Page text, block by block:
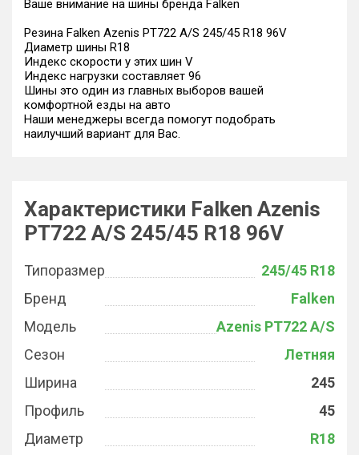
Ваше внимание на шины бренда Falken
Резина Falken Azenis PT722 A/S 245/45 R18 96V
Диаметр шины R18
Индекс скорости у этих шин V
Индекс нагрузки составляет 96
Шины это один из главных выборов вашей
комфортной езды на авто
Наши менеджеры всегда помогут подобрать
наилучший вариант для Вас.
Характеристики Falken Azenis
PT722 A/S 245/45 R18 96V
Типоразмер
245/45 R18
Бренд
Falken
Модель
Azenis PT722 A/S
Сезон
Летняя
Ширина
245
Профиль
45
Диаметр
R18